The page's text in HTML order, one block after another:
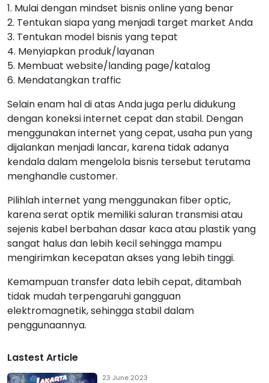
1. Mulai dengan mindset bisnis online yang benar
2. Tentukan siapa yang menjadi target market Anda
3. Tentukan model bisnis yang tepat
4. Menyiapkan produk/layanan
5. Membuat website/landing page/katalog
6. Mendatangkan traffic
Selain enam hal di atas Anda juga perlu didukung
dengan koneksi internet cepat dan stabil. Dengan
menggunakan internet yang cepat, usaha pun yang
dijalankan menjadi lancar, karena tidak adanya
kendala dalam mengelola bisnis tersebut terutama
menghandle customer.
Pilihlah internet yang menggunakan fiber optic,
karena serat optik memiliki saluran transmisi atau
sejenis kabel berbahan dasar kaca atau plastik yang
sangat halus dan lebih kecil sehingga mampu
mengirimkan kecepatan akses yang lebih tinggi.
Kemampuan transfer data lebih cepat, ditambah
tidak mudah terpengaruhi gangguan
elektromagnetik, sehingga stabil dalam
penggunaannya.
Lastest Article
23 June 2023